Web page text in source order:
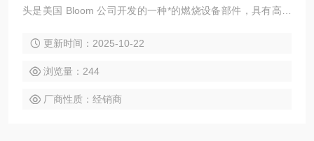
头是美国 Bloom 公司开发的一种*的燃烧设备部件，具有高效
更新时间：2025-10-22
浏览量：244
厂商性质：经销商